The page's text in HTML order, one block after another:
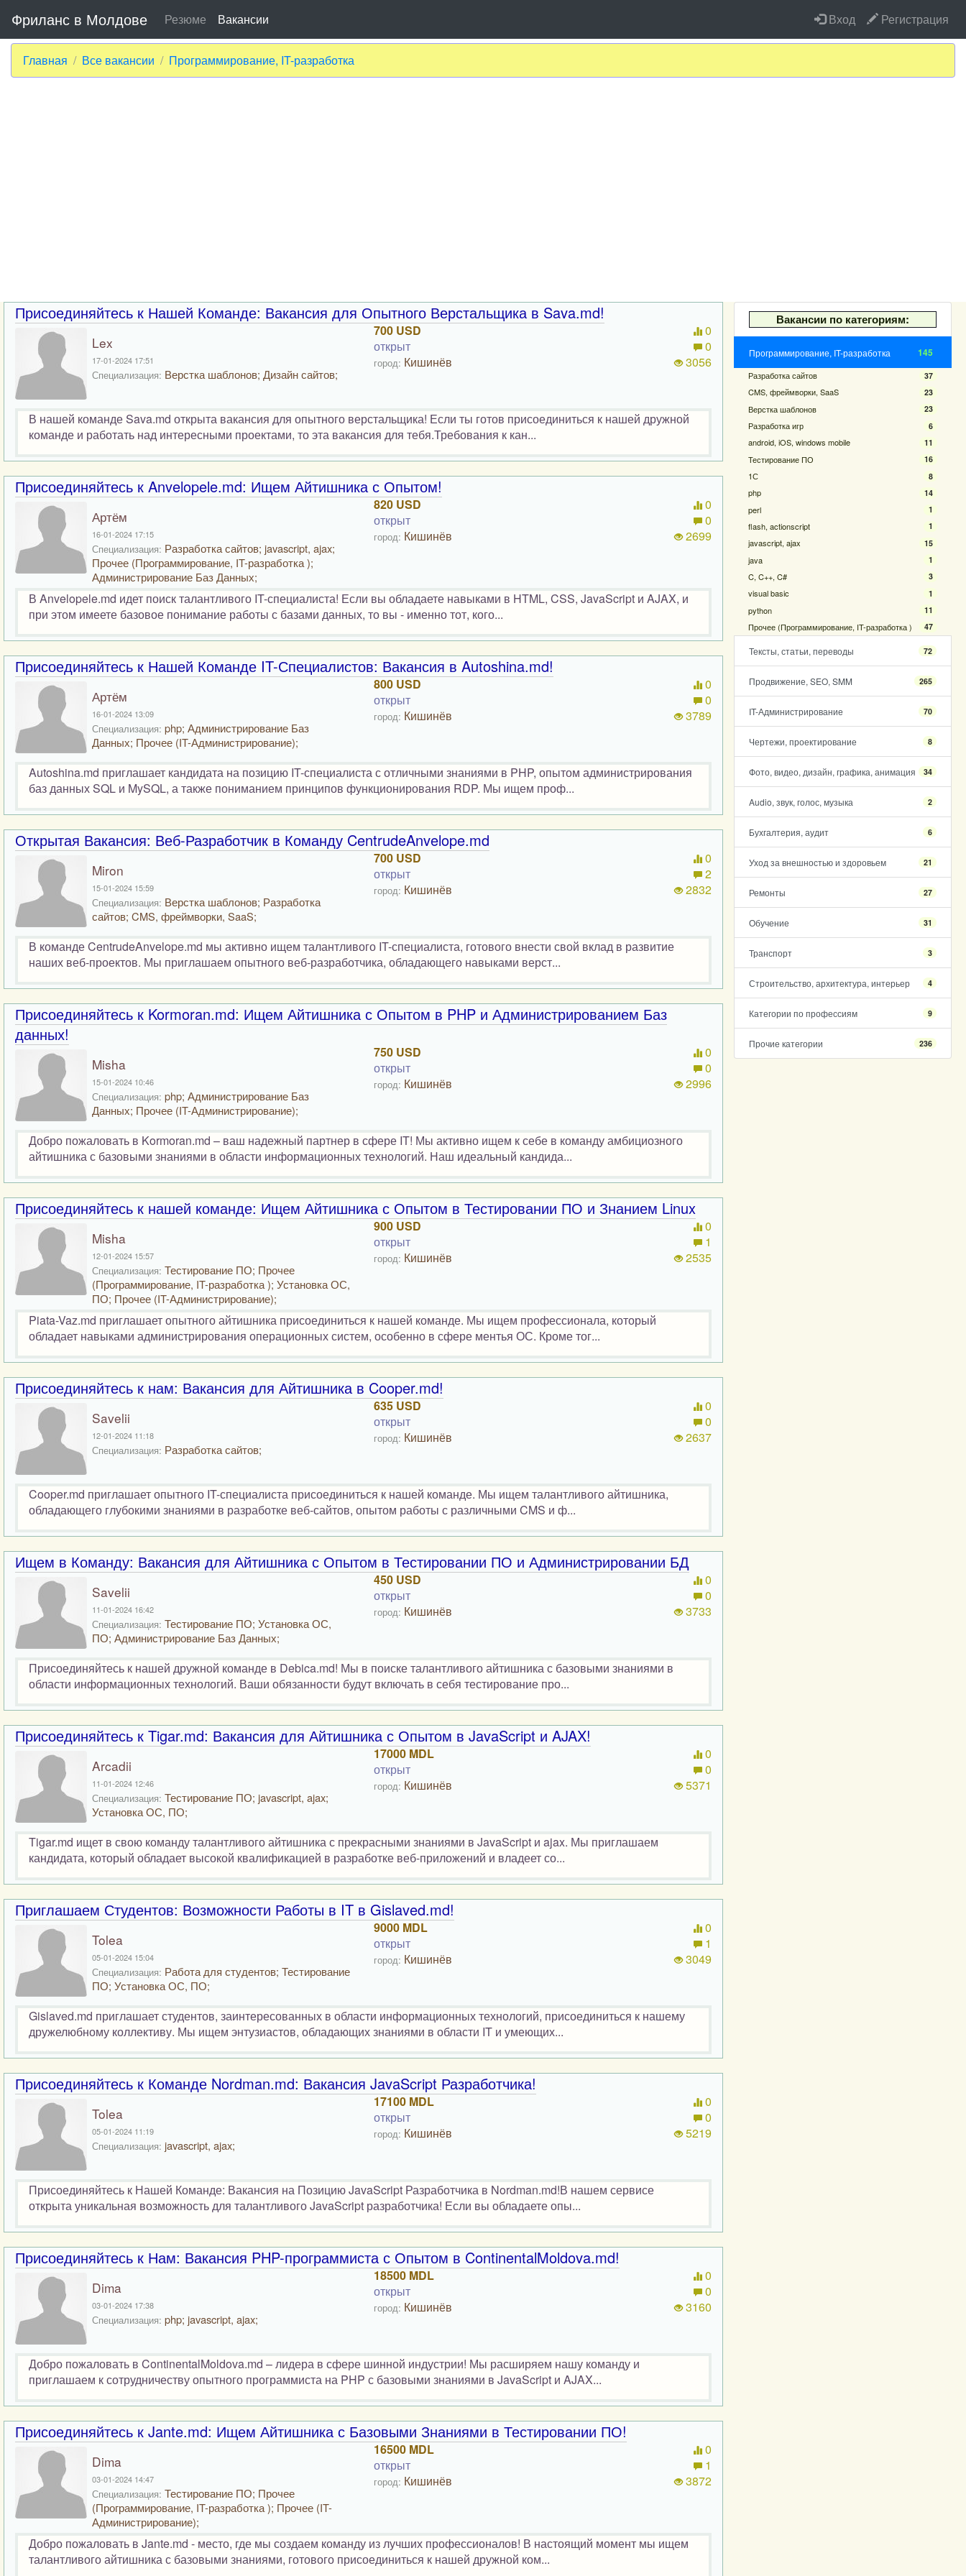
Фриланс в Молдове Резюме Вакансии Вход Регистрация
Главная Все вакансии Программирование, IT-разработка
Вакансии по категориям:
Программирование, IT-разработка 145
Разработка сайтов 37
CMS, фреймворки, SaaS 23
Верстка шаблонов 23
Разработка игр 6
android, iOS, windows mobile 11
Тестирование ПО 16
1С 8
php 14
perl 1
flash, actionscript 1
javascript, ajax 15
java 1
C, C++, C# 3
visual basic 1
python 11
Прочее (Программирование, IT-разработка ) 47
Тексты, статьи, переводы 72
Продвижение, SEO, SMM 265
IT-Администрирование 70
Чертежи, проектирование 8
Фото, видео, дизайн, графика, анимация 34
Audio, звук, голос, музыка 2
Бухгалтерия, аудит 6
Уход за внешностью и здоровьем 21
Ремонты 27
Обучение 31
Транспорт 3
Строительство, архитектура, интерьер 4
Категории по профессиям 9
Прочие категории 236
Присоединяйтесь к Нашей Команде: Вакансия для Опытного Верстальщика в Sava.md!
Lex
17-01-2024 17:51
Специализация: Верстка шаблонов; Дизайн сайтов;
700 USD
открыт
город: Кишинёв
0
0
3056
В нашей команде Sava.md открыта вакансия для опытного верстальщика! Если ты готов присоединиться к нашей дружной
команде и работать над интересными проектами, то эта вакансия для тебя.Требования к кан...
Присоединяйтесь к Anvelopele.md: Ищем Айтишника с Опытом!
Артём
16-01-2024 17:15
Специализация: Разработка сайтов; javascript, ajax;
Прочее (Программирование, IT-разработка );
Администрирование Баз Данных;
820 USD
открыт
город: Кишинёв
0
0
2699
В Anvelopele.md идет поиск талантливого IT-специалиста! Если вы обладаете навыками в HTML, CSS, JavaScript и AJAX, и
при этом имеете базовое понимание работы с базами данных, то вы - именно тот, кого...
Присоединяйтесь к Нашей Команде IT-Специалистов: Вакансия в Autoshina.md!
Артём
16-01-2024 13:09
Специализация: php; Администрирование Баз
Данных; Прочее (IT-Администрирование);
800 USD
открыт
город: Кишинёв
0
0
3789
Autoshina.md приглашает кандидата на позицию IT-специалиста с отличными знаниями в PHP, опытом администрирования
баз данных SQL и MySQL, а также пониманием принципов функционирования RDP. Мы ищем проф...
Открытая Вакансия: Веб-Разработчик в Команду CentrudeAnvelope.md
Miron
15-01-2024 15:59
Специализация: Верстка шаблонов; Разработка
сайтов; CMS, фреймворки, SaaS;
700 USD
открыт
город: Кишинёв
0
2
2832
В команде CentrudeAnvelope.md мы активно ищем талантливого IT-специалиста, готового внести свой вклад в развитие
наших веб-проектов. Мы приглашаем опытного веб-разработчика, обладающего навыками верст...
Присоединяйтесь к Kormoran.md: Ищем Айтишника с Опытом в PHP и Администрированием Баз
данных!
Misha
15-01-2024 10:46
Специализация: php; Администрирование Баз
Данных; Прочее (IT-Администрирование);
750 USD
открыт
город: Кишинёв
0
0
2996
Добро пожаловать в Kormoran.md – ваш надежный партнер в сфере IT! Мы активно ищем к себе в команду амбициозного
айтишника с базовыми знаниями в области информационных технологий. Наш идеальный кандида...
Присоединяйтесь к нашей команде: Ищем Айтишника с Опытом в Тестировании ПО и Знанием Linux
Misha
12-01-2024 15:57
Специализация: Тестирование ПО; Прочее
(Программирование, IT-разработка ); Установка ОС,
ПО; Прочее (IT-Администрирование);
900 USD
открыт
город: Кишинёв
0
1
2535
Piata-Vaz.md приглашает опытного айтишника присоединиться к нашей команде. Мы ищем профессионала, который
обладает навыками администрирования операционных систем, особенно в сфере ментья ОС. Кроме тог...
Присоединяйтесь к нам: Вакансия для Айтишника в Cooper.md!
Savelii
12-01-2024 11:18
Специализация: Разработка сайтов;
635 USD
открыт
город: Кишинёв
0
0
2637
Cooper.md приглашает опытного IT-специалиста присоединиться к нашей команде. Мы ищем талантливого айтишника,
обладающего глубокими знаниями в разработке веб-сайтов, опытом работы с различными CMS и ф...
Ищем в Команду: Вакансия для Айтишника с Опытом в Тестировании ПО и Администрировании БД
Savelii
11-01-2024 16:42
Специализация: Тестирование ПО; Установка ОС,
ПО; Администрирование Баз Данных;
450 USD
открыт
город: Кишинёв
0
0
3733
Присоединяйтесь к нашей дружной команде в Debica.md! Мы в поиске талантливого айтишника с базовыми знаниями в
области информационных технологий. Ваши обязанности будут включать в себя тестирование про...
Присоединяйтесь к Tigar.md: Вакансия для Айтишника с Опытом в JavaScript и AJAX!
Arcadii
11-01-2024 12:46
Специализация: Тестирование ПО; javascript, ajax;
Установка ОС, ПО;
17000 MDL
открыт
город: Кишинёв
0
0
5371
Tigar.md ищет в свою команду талантливого айтишника с прекрасными знаниями в JavaScript и ajax. Мы приглашаем
кандидата, который обладает высокой квалификацией в разработке веб-приложений и владеет со...
Приглашаем Студентов: Возможности Работы в IT в Gislaved.md!
Tolea
05-01-2024 15:04
Специализация: Работа для студентов; Тестирование
ПО; Установка ОС, ПО;
9000 MDL
открыт
город: Кишинёв
0
1
3049
Gislaved.md приглашает студентов, заинтересованных в области информационных технологий, присоединиться к нашему
дружелюбному коллективу. Мы ищем энтузиастов, обладающих знаниями в области IT и умеющих...
Присоединяйтесь к Команде Nordman.md: Вакансия JavaScript Разработчика!
Tolea
05-01-2024 11:19
Специализация: javascript, ajax;
17100 MDL
открыт
город: Кишинёв
0
0
5219
Присоединяйтесь к Нашей Команде: Вакансия на Позицию JavaScript Разработчика в Nordman.md!В нашем сервисе
открыта уникальная возможность для талантливого JavaScript разработчика! Если вы обладаете опы...
Присоединяйтесь к Нам: Вакансия PHP-программиста с Опытом в ContinentalMoldova.md!
Dima
03-01-2024 17:38
Специализация: php; javascript, ajax;
18500 MDL
открыт
город: Кишинёв
0
0
3160
Добро пожаловать в ContinentalMoldova.md – лидера в сфере шинной индустрии! Мы расширяем нашу команду и
приглашаем к сотрудничеству опытного программиста на PHP с базовыми знаниями в JavaScript и AJAX...
Присоединяйтесь к Jante.md: Ищем Айтишника с Базовыми Знаниями в Тестировании ПО!
Dima
03-01-2024 14:47
Специализация: Тестирование ПО; Прочее
(Программирование, IT-разработка ); Прочее (IT-
Администрирование);
16500 MDL
открыт
город: Кишинёв
0
1
3872
Добро пожаловать в Jante.md - место, где мы создаем команду из лучших профессионалов! В настоящий момент мы ищем
талантливого айтишника с базовыми знаниями, готового присоединиться к нашей дружной ком...